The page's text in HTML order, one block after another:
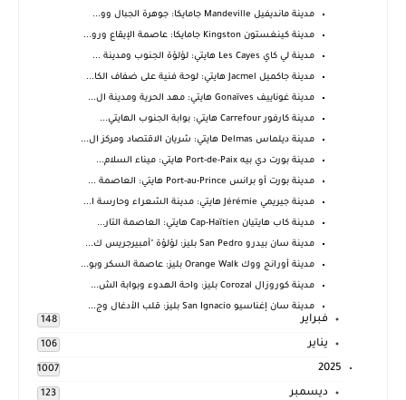
مدينة مانديفيل Mandeville جامايكا: جوهرة الجبال وو...
مدينة كينغستون Kingston جامايكا: عاصمة الإيقاع ورو...
مدينة لي كاي Les Cayes هايتي: لؤلؤة الجنوب ومدينة ...
مدينة جاكميل Jacmel هايتي: لوحة فنية على ضفاف الكا...
مدينة غوناييف Gonaïves هايتي: مهد الحرية ومدينة ال...
مدينة كارفور Carrefour هايتي: بوابة الجنوب الهايتي...
مدينة ديلماس Delmas هايتي: شريان الاقتصاد ومركز ال...
مدينة بورت دي بيه Port-de-Paix هايتي: ميناء السلام...
مدينة بورت أو برانس Port-au-Prince هايتي: العاصمة ...
مدينة جيريمي Jérémie هايتي: مدينة الشعراء وحارسة ا...
مدينة كاب هايتيان Cap-Haïtien هايتي: العاصمة التار...
مدينة سان بيدرو San Pedro بليز: لؤلؤة "أمبيرجريس ك...
مدينة أورانج ووك Orange Walk بليز: عاصمة السكر وبو...
مدينة كوروزال Corozal بليز: واحة الهدوء وبوابة الش...
مدينة سان إغناسيو San Ignacio بليز: قلب الأدغال وج...
فبراير 148
يناير 106
2025
1007
ديسمبر 123